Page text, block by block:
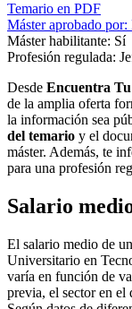
Temario en PDF
Máster aprobado
Máster habilitante: Sí
Profesión regulada:
Desde Encuentra Tu
de la amplia oferta
la información sea
del temario y el
máster. Además, te
para una profesión
Salario
El salario medio de
Universitario en
varía en función de
previa, el sector en el